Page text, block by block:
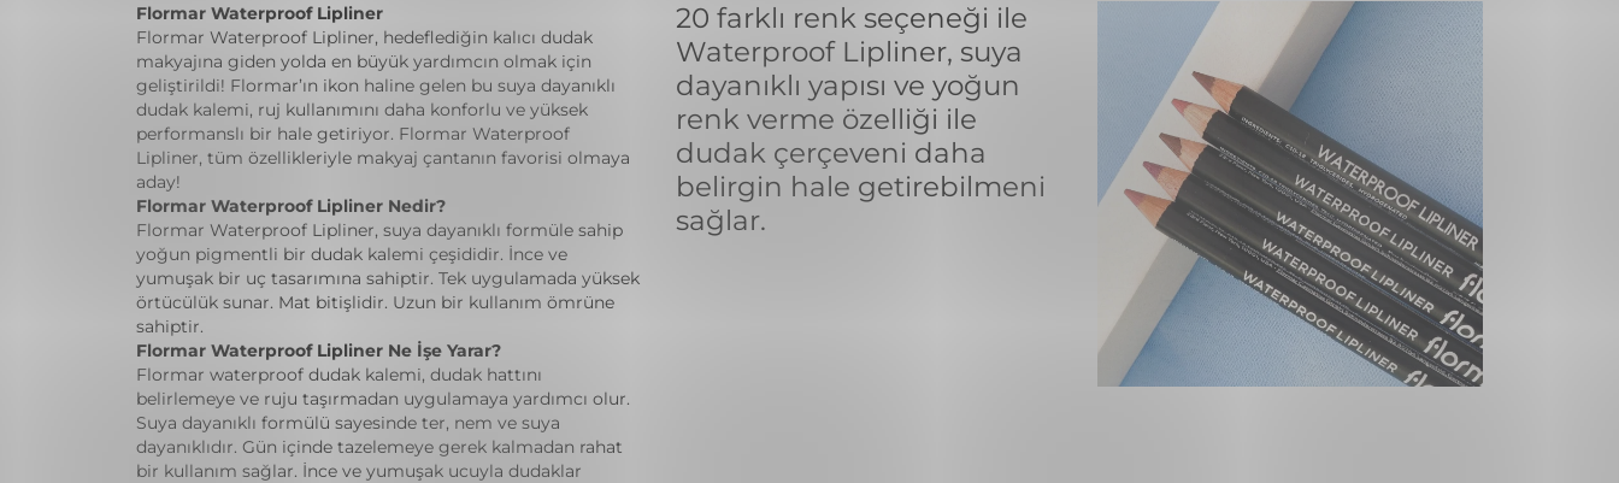
Flormar Waterproof Lipliner
Flormar Waterproof Lipliner, hedeflediğin kalıcı dudak
makyajına giden yolda en büyük yardımcın olmak için
geliştirildi! Flormar’ın ikon haline gelen bu suya dayanıklı
dudak kalemi, ruj kullanımını daha konforlu ve yüksek
performanslı bir hale getiriyor. Flormar Waterproof
Lipliner, tüm özellikleriyle makyaj çantanın favorisi olmaya
aday!
Flormar Waterproof Lipliner Nedir?
Flormar Waterproof Lipliner, suya dayanıklı formüle sahip
yoğun pigmentli bir dudak kalemi çeşididir. İnce ve
yumuşak bir uç tasarımına sahiptir. Tek uygulamada yüksek
örtücülük sunar. Mat bitişlidir. Uzun bir kullanım ömrüne
sahiptir.
Flormar Waterproof Lipliner Ne İşe Yarar?
Flormar waterproof dudak kalemi, dudak hattını
belirlemeye ve ruju taşırmadan uygulamaya yardımcı olur.
Suya dayanıklı formülü sayesinde ter, nem ve suya
dayanıklıdır. Gün içinde tazelemeye gerek kalmadan rahat
bir kullanım sağlar. İnce ve yumuşak ucuyla dudaklar
20 farklı renk seçeneği ile
Waterproof Lipliner, suya
dayanıklı yapısı ve yoğun
renk verme özelliği ile
dudak çerçeveni daha
belirgin hale getirebilmeni
sağlar.